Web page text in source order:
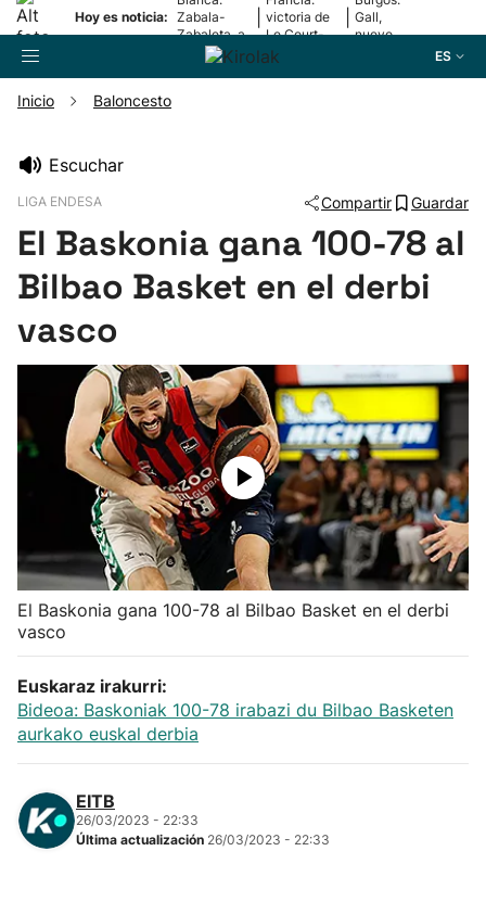
Hoy es noticia: Zabala-
Zabaleta, a
la final
victoria de
Le Court-
Pienaar
Gall,
nuevo
ES
Pelota
Remo
Baloncesto
Ciclismo
Herri-kirolak
Balonmano
Kirolak 360
Atletismo
Carreras de montaña
Más deportes
Inicio Baloncesto
Escuchar
LIGA ENDESA Compartir Guardar
El Baskonia gana 100-78 al
Bilbao Basket en el derbi
vasco
El Baskonia gana 100-78 al Bilbao Basket en el derbi
vasco
Euskaraz irakurri:
Bideoa: Baskoniak 100-78 irabazi du Bilbao Basketen
aurkako euskal derbia
EITB
26/03/2023 - 22:33
Última actualización 26/03/2023 - 22:33